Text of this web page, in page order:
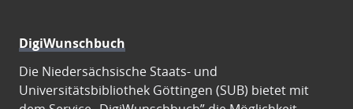
DigiWunschbuch
Die Niedersächsische Staats- und
Universitätsbibliothek Göttingen (SUB) bietet mit